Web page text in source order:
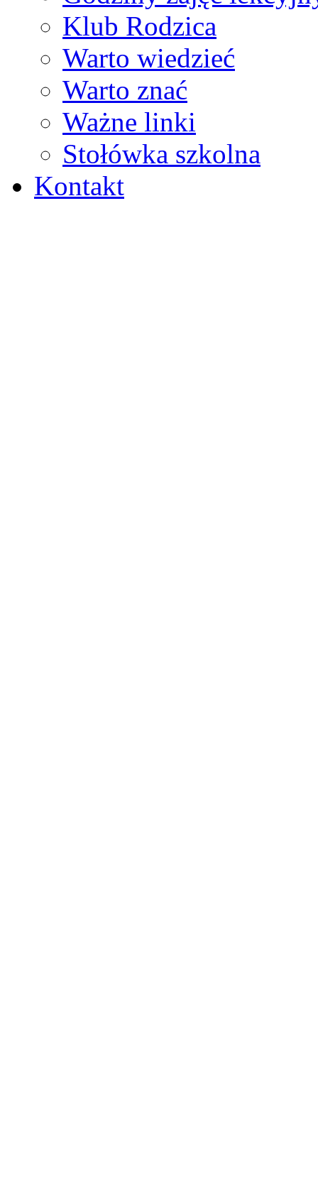
Klub Rodzica
Warto wiedzieć
Warto znać
Ważne linki
Stołówka szkolna
Kontakt